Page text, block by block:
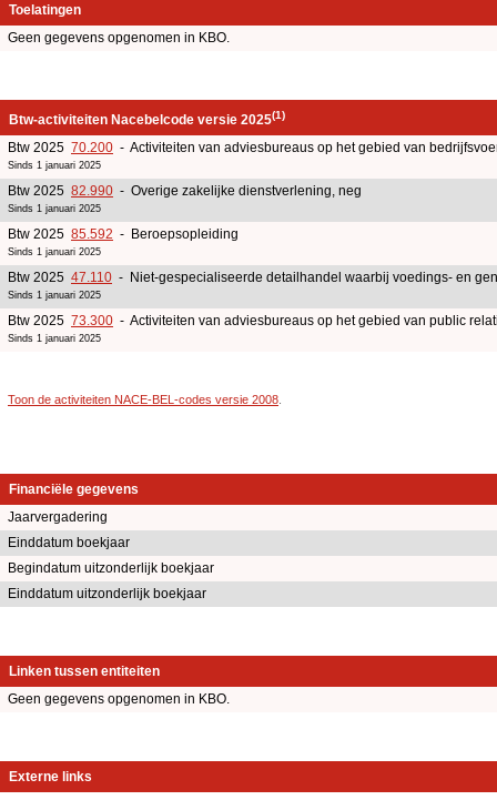
Toelatingen
Geen gegevens opgenomen in KBO.
Btw-activiteiten Nacebelcode versie 2025(1)
Btw 2025 70.200 - Activiteiten van adviesbureaus op het gebied van
Sinds 1 januari 2025
Btw 2025 82.990 - Overige zakelijke dienstverlening, neg
Sinds 1 januari 2025
Btw 2025 85.592 - Beroepsopleiding
Sinds 1 januari 2025
Btw 2025 47.110 - Niet-gespecialiseerde detailhandel waarbij voedings- en
Sinds 1 januari 2025
Btw 2025 73.300 - Activiteiten van adviesbureaus op het gebied van public
Sinds 1 januari 2025
Toon de activiteiten NACE-BEL-codes versie 2008
Financiële gegevens
Jaarvergadering
Einddatum boekjaar
Begindatum uitzonderlijk boekjaar
Einddatum uitzonderlijk boekjaar
Linken tussen entiteiten
Geen gegevens opgenomen in KBO.
Externe links